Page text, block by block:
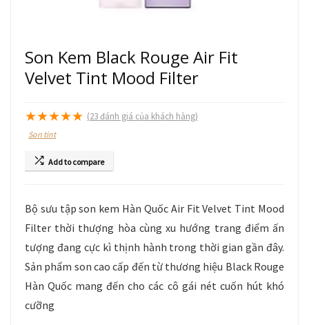
Son Kem Black Rouge Air Fit
Velvet Tint Mood Filter
★★★★★ (23đánh giá của khách hàng)
Son tint
Add to compare
Bộ sưu tập son kem Hàn Quốc Air Fit Velvet Tint Mood
Filter thời thượng hòa cùng xu hướng trang điểm ấn
tượng đang cực kì thịnh hành trong thời gian gần đây.
Sản phẩm son cao cấp đến từ thương hiệu Black Rouge
Hàn Quốc mang đến cho các cô gái nét cuốn hút khó
cưỡng